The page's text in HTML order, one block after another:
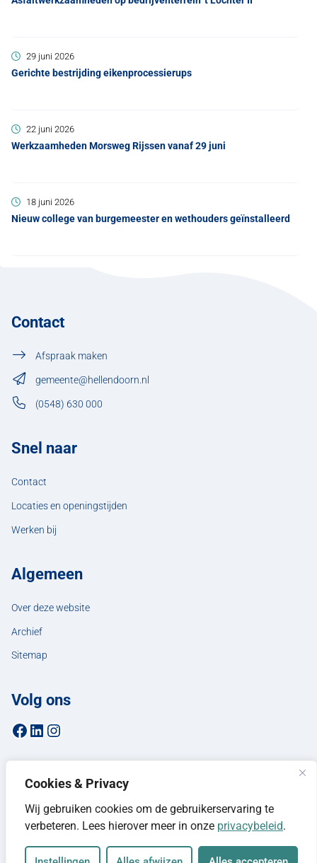
Cookies & Privacy
Wij gebruiken cookies om de gebruikerservaring te
verbeteren. Lees hierover meer in onze privacybeleid.
Gerichte bestrijding eikenprocessierups
29 juni 2026
Werkzaamheden Morsweg Rijssen vanaf 29 juni
22 juni 2026
Nieuw college van burgemeester en wethouders geïnstalleerd
18 juni 2026
Contact
Afspraak maken
gemeente@hellendoorn.nl
(0548) 630 000
Snel naar
Contact
Locaties en openingstijden
Werken bij
Algemeen
Over deze website
Archief
Sitemap
Volg ons
Facebookpagina van de gemeente Hellendoorn
LinkedIn-pagina van de gemeente Hellendoorn
Instagrampagina van de gemeente Hellendoorn